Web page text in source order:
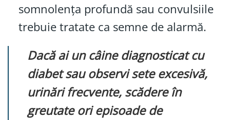
somnolența profundă sau convulsiile
trebuie tratate ca semne de alarmă.
Dacă ai un câine diagnosticat cu
diabet sau observi sete excesivă,
urinări frecvente, scădere în
greutate ori episoade de